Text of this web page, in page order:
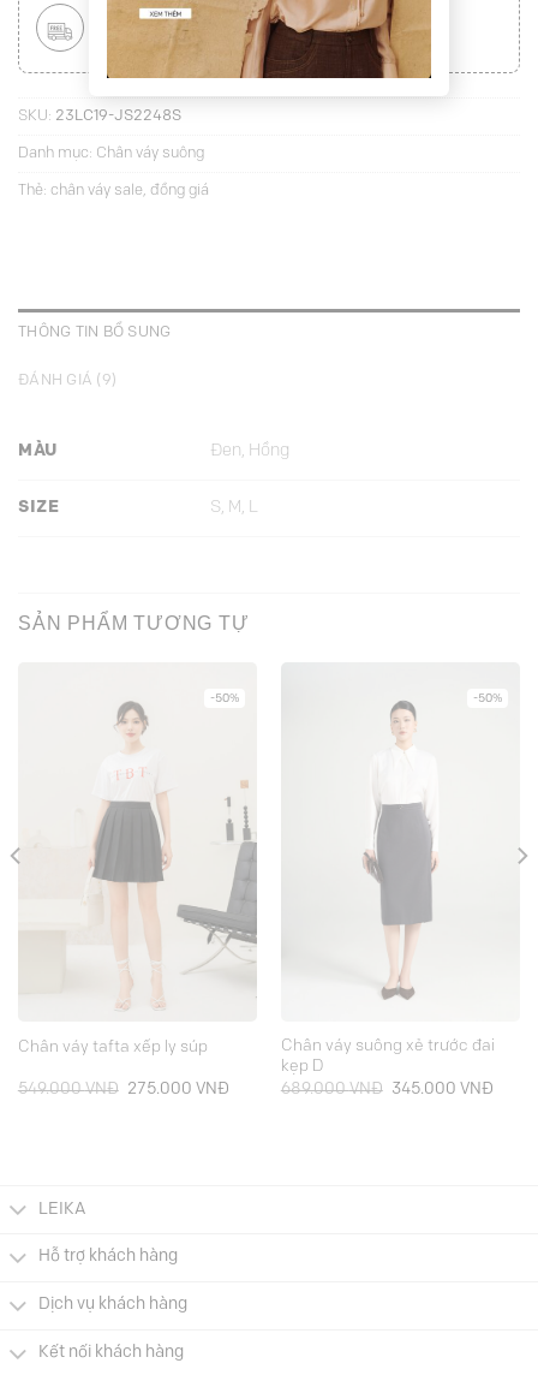
MIỄN PHÍ VẬN CHUYỂN TOÀN QUỐC
Áp dụng với hóa đơn từ 300.000Đ Xem chi tiết
SKU: 23LC19-JS2248S
Danh mục: Chân váy suông
Thẻ: chân váy sale, đồng giá
THÔNG TIN BỔ SUNG
ĐÁNH GIÁ (9)
MÀU Đen, Hồng
SIZE S, M, L
SẢN PHẨM TƯƠNG TỰ
-50%
Chân váy tafta xếp ly súp
549.000VNĐ
Giá
275.000 VNĐGiá
-50%
Chân váy suông xẻ trước đai
kẹp D
689.000VNĐ
Giá
345.000 VNĐGiá
LEIKA
Hỗ trợ khách hàng
Dịch vụ khách hàng
Kết nối khách hàng